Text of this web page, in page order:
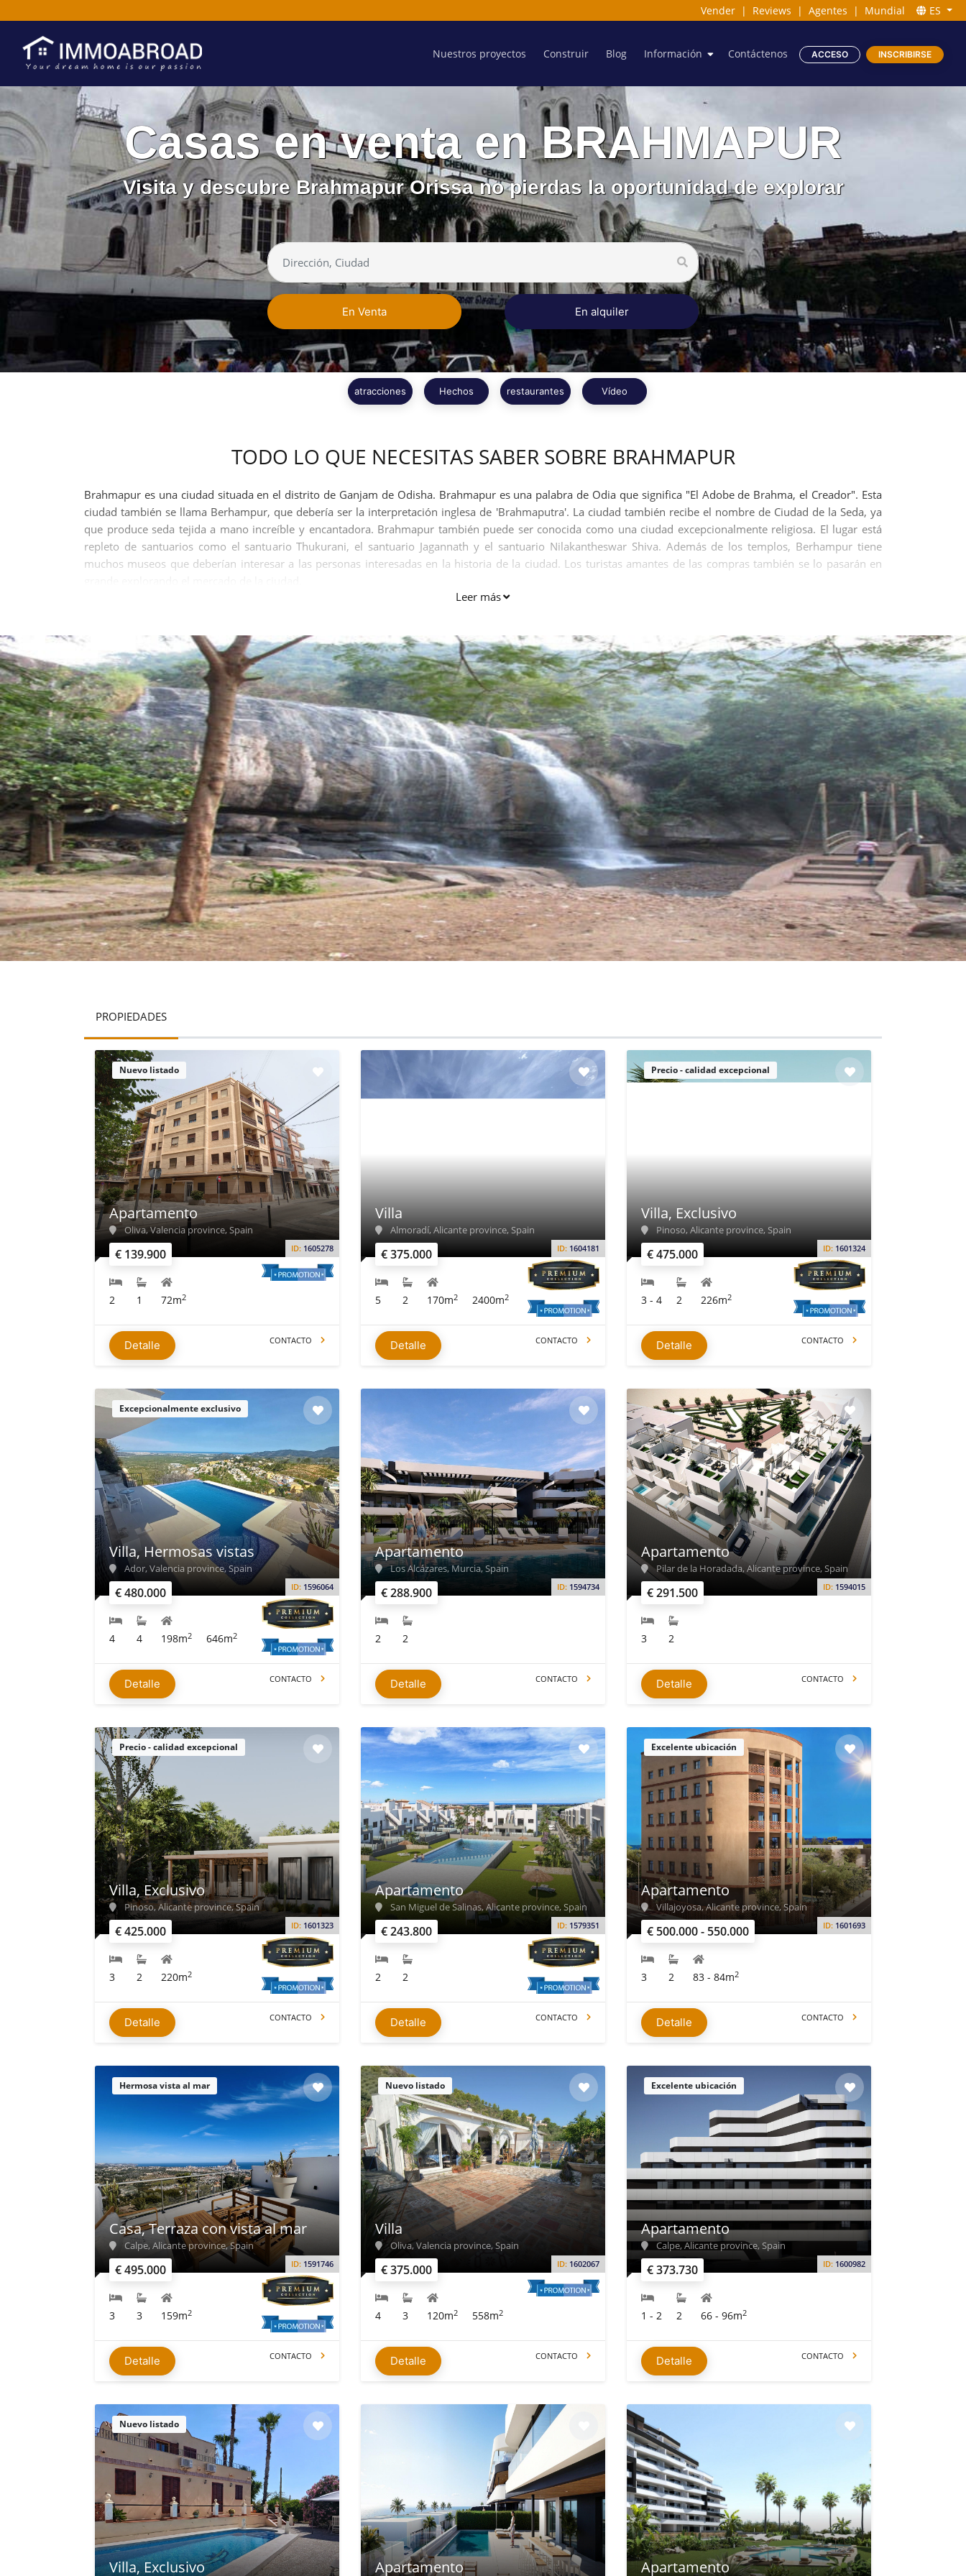
Vender | Reviews | Agentes | Mundial ES
Nuestros proyectos Construir Blog Información Contáctenos ACCESO INSCRIBIRSE
Casas en venta en BRAHMAPUR
Visita y descubre Brahmapur Orissa no pierdas la oportunidad de explorar
En Venta En alquiler
atracciones Hechos restaurantes Vídeo
TODO LO QUE NECESITAS SABER SOBRE BRAHMAPUR
Brahmapur es una ciudad situada en el distrito de Ganjam de Odisha. Brahmapur es una palabra de Odia que significa "El Adobe de Brahma, el Creador". Esta
ciudad también se llama Berhampur, que debería ser la interpretación inglesa de 'Brahmaputra'. La ciudad también recibe el nombre de Ciudad de la Seda, ya
que produce seda tejida a mano increíble y encantadora. Brahmapur también puede ser conocida como una ciudad excepcionalmente religiosa. El lugar está
repleto de santuarios como el santuario Thukurani, el santuario Jagannath y el santuario Nilakantheswar Shiva. Además de los templos, Berhampur tiene
muchos museos que deberían interesar a las personas interesadas en la historia de la ciudad. Los turistas amantes de las compras también se lo pasarán en
Leer más
PROPIEDADES
Nuevo listado
€ 139.900 ID: 1605278
Apartamento
Oliva, Valencia province, Spain
2 1 72m2
Detalle CONTACTO
€ 375.000 ID: 1604181
Villa
Almoradí, Alicante province, Spain
5 2 170m2 2400m2
Detalle CONTACTO
Precio - calidad excepcional
€ 475.000 ID: 1601324
Villa, Exclusivo
Pinoso, Alicante province, Spain
3 - 4 2 226m2
Detalle CONTACTO
Excepcionalmente exclusivo
€ 480.000 ID: 1596064
Villa, Hermosas vistas
Ador, Valencia province, Spain
4 4 198m2 646m2
Detalle CONTACTO
€ 288.900 ID: 1594734
Apartamento
Los Alcázares, Murcia, Spain
2 2
Detalle CONTACTO
€ 291.500 ID: 1594015
Apartamento
Pilar de la Horadada, Alicante province, Spain
3 2
Detalle CONTACTO
Precio - calidad excepcional
€ 425.000 ID: 1601323
Villa, Exclusivo
Pinoso, Alicante province, Spain
3 2 220m2
Detalle CONTACTO
€ 243.800 ID: 1579351
Apartamento
San Miguel de Salinas, Alicante province, Spain
2 2
Detalle CONTACTO
Excelente ubicación
€ 500.000 - 550.000 ID: 1601693
Apartamento
Villajoyosa, Alicante province, Spain
3 2 83 - 84m2
Detalle CONTACTO
Hermosa vista al mar
€ 495.000 ID: 1591746
Casa, Terraza con vista al mar
Calpe, Alicante province, Spain
3 3 159m2
Detalle CONTACTO
Nuevo listado
€ 375.000 ID: 1602067
Villa
Oliva, Valencia province, Spain
4 3 120m2 558m2
Detalle CONTACTO
Excelente ubicación
€ 373.730 ID: 1600982
Apartamento
Calpe, Alicante province, Spain
1 - 2 2 66 - 96m2
Detalle CONTACTO
Nuevo listado
Villa, Exclusivo Apartamento Apartamento